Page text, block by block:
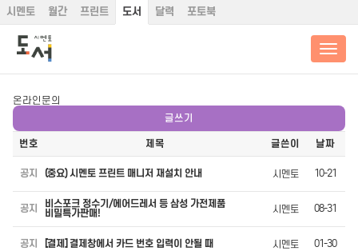
시멘토 월간 프린트 도서 달력 포토북
온라인문의
글쓰기
번호 제목 글쓴이 날짜
공지 (중요) 시멘토 프린트 매니저 재설치 안내 시멘토 10-21
공지
비스포크 정수기/에어드레서 등 삼성 가전제품
비밀특가판매!
시멘토 08-31
공지 [결제] 결제창에서 카드 번호 입력이 안될 때 시멘토 01-30